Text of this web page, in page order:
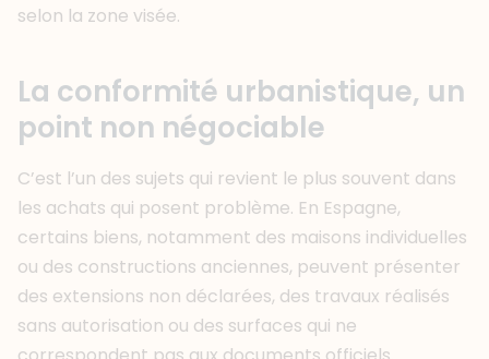
selon la zone visée.
La conformité urbanistique, un
point non négociable
C’est l’un des sujets qui revient le plus souvent dans
les achats qui posent problème. En Espagne,
certains biens, notamment des maisons individuelles
ou des constructions anciennes, peuvent présenter
des extensions non déclarées, des travaux réalisés
sans autorisation ou des surfaces qui ne